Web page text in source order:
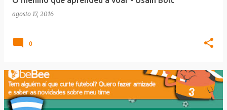
agosto 17, 2016
0